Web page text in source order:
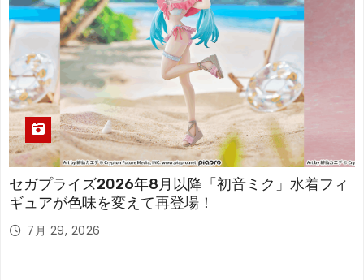
セガプライズ2026年8月以降「初音ミク」水着フィ
ギュアが色味を変えて再登場！
7月 29, 2026